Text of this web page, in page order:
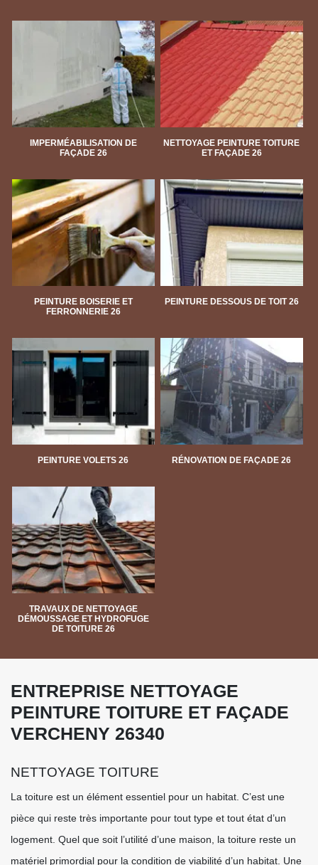
IMPERMÉABILISATION DE
FAÇADE 26
NETTOYAGE PEINTURE TOITURE
ET FAÇADE 26
PEINTURE BOISERIE ET
FERRONNERIE 26
PEINTURE DESSOUS DE TOIT 26
PEINTURE VOLETS 26 RÉNOVATION DE FAÇADE 26
TRAVAUX DE NETTOYAGE
DÉMOUSSAGE ET HYDROFUGE
DE TOITURE 26
ENTREPRISE NETTOYAGE
PEINTURE TOITURE ET FAÇADE
VERCHENY 26340
NETTOYAGE TOITURE
La toiture est un élément essentiel pour un habitat. C’est une
pièce qui reste très importante pour tout type et tout état d’un
logement. Quel que soit l’utilité d’une maison, la toiture reste un
matériel primordial pour la condition de viabilité d’un habitat. Une